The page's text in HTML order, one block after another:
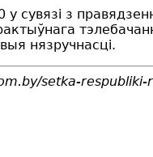
у сувязі з
нязручнасці.
setka-